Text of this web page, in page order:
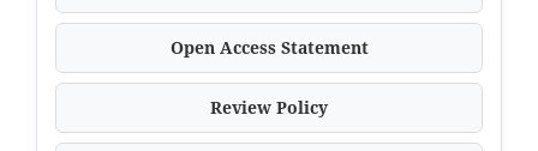
Open Access Statement
Review Policy